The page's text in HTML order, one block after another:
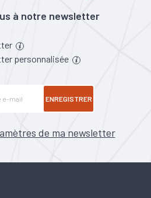
à notre newsletter
personnalisée
ENREGISTRER
de ma newsletter